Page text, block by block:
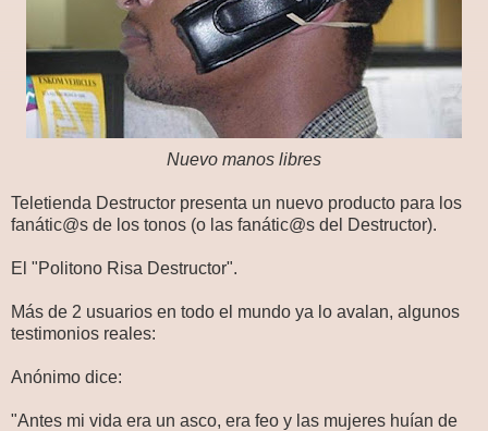
Nuevo manos libres
Teletienda Destructor presenta un nuevo producto para los
fanátic@s de los tonos (o las fanátic@s del Destructor).
El "Politono Risa Destructor".
Más de 2 usuarios en todo el mundo ya lo avalan, algunos
testimonios reales:
Anónimo dice:
"Antes mi vida era un asco, era feo y las mujeres huían de